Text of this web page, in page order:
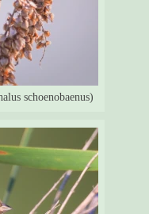
schoenobaenus)